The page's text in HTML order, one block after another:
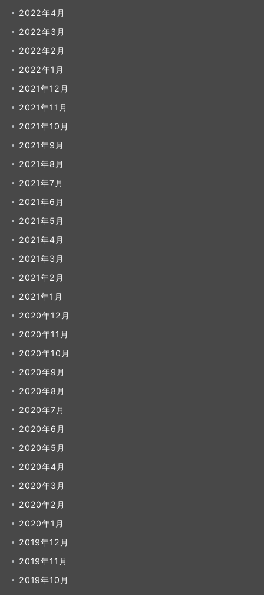
2022年4月
2022年3月
2022年2月
2022年1月
2021年12月
2021年11月
2021年10月
2021年9月
2021年8月
2021年7月
2021年6月
2021年5月
2021年4月
2021年3月
2021年2月
2021年1月
2020年12月
2020年11月
2020年10月
2020年9月
2020年8月
2020年7月
2020年6月
2020年5月
2020年4月
2020年3月
2020年2月
2020年1月
2019年12月
2019年11月
2019年10月